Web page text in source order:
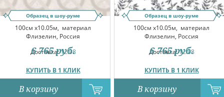
Образец в шоу-руме
100см x10.05м, материал
Флизелин, Россия
Доставка:12.08
КУПИТЬ В 1 КЛИК
6 765 руб.
В корзину
Образец в шоу-руме
100см x10.05м, материал
Флизелин, Россия
Доставка:12.08
КУПИТЬ В 1 КЛИК
6 765 руб.
В корзину